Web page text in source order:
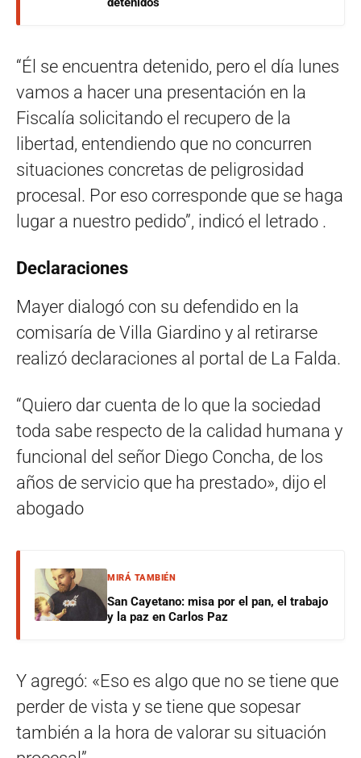
“Él se encuentra detenido, pero el día lunes
vamos a hacer una presentación en la
Fiscalía solicitando el recupero de la
libertad, entendiendo que no concurren
situaciones concretas de peligrosidad
procesal. Por eso corresponde que se haga
lugar a nuestro pedido”, indicó el letrado .
Declaraciones
Mayer dialogó con su defendido en la
comisaría de Villa Giardino y al retirarse
realizó declaraciones al portal de La Falda.
“Quiero dar cuenta de lo que la sociedad
toda sabe respecto de la calidad humana y
funcional del señor Diego Concha, de los
años de servicio que ha prestado», dijo el
abogado
MIRÁ TAMBIÉN
San Cayetano: misa por el pan, el trabajo
y la paz en Carlos Paz
Y agregó: «Eso es algo que no se tiene que
perder de vista y se tiene que sopesar
también a la hora de valorar su situación